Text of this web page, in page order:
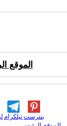
الموقع
تيلكرامبنترست